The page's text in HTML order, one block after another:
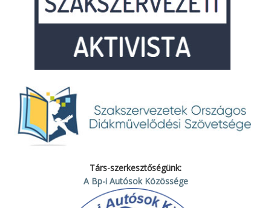
Társ-szerkesztőségünk:
A Bp-i Autósok Közössége